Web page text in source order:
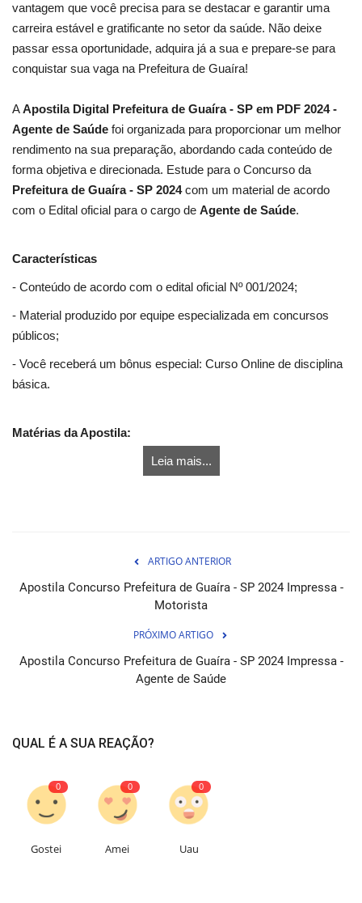
vantagem que você precisa para se destacar e garantir uma
carreira estável e gratificante no setor da saúde. Não deixe
passar essa oportunidade, adquira já a sua e prepare-se para
conquistar sua vaga na Prefeitura de Guaíra!
AApostila Digital Prefeitura de Guaíra - SP em PDF 2024 -
Agente de Saúde foi organizada para proporcionar um melhor
rendimento na sua preparação, abordando cada conteúdo de
forma objetiva e direcionada. Estude para o Concurso da
Prefeitura de Guaíra - SP 2024com um material de acordo
com o Edital oficial para o cargo de Agente de Saúde.
Características
- Conteúdo de acordo com o edital oficial Nº 001/2024;
- Material produzido por equipe especializada em concursos
públicos;
- Você receberá um bônus especial: Curso Online de disciplina
básica.
Matérias da Apostila:
Leia mais...
ARTIGO ANTERIOR
Apostila Concurso Prefeitura de Guaíra - SP 2024 Impressa -
Motorista
PRÓXIMO ARTIGO
Apostila Concurso Prefeitura de Guaíra - SP 2024 Impressa -
Agente de Saúde
QUAL É A SUA REAÇÃO?
0
Gostei
0
Amei
0
Uau